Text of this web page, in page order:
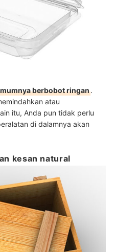
berbobot ringan.
atau
itu, Anda pun tidak perlu
di dalamnya akan
kesan natural